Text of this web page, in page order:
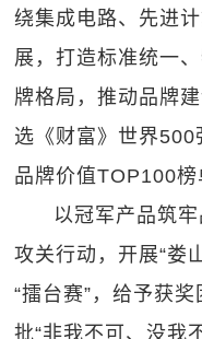
绕集成电路、先进
展，打造标准统一
牌格局，推动品牌
选《财富》世界500
品牌价值TOP100榜
以冠军产品筑
攻关行动，开展“娄
“擂台赛”，给予获
批“非我不可、没我